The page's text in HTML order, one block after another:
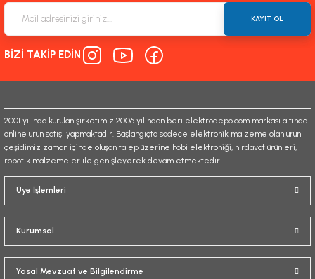
KAYIT OL
BİZİ TAKİP EDİN
2001 yılında kurulan şirketimiz 2006 yılından beri elektrodepo.com markası altında
online ürün satışı yapmaktadır. Başlangıçta sadece elektronik malzeme olan ürün
çeşidimiz zaman içinde oluşan talep üzerine hobi elektroniği, hırdavat ürünleri,
robotik malzemeler ile genişleyerek devam etmektedir.
Üye İşlemleri
Kurumsal
Yasal Mevzuat ve Bilgilendirme